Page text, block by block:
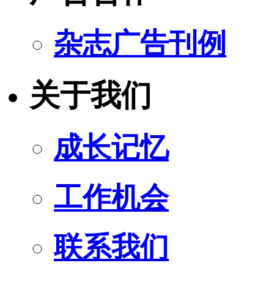
杂志广告刊例
关于我们
成长记忆
工作机会
联系我们